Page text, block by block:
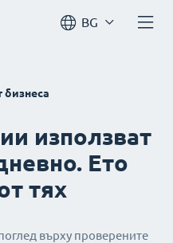
BG
бизнеса
използват
Ето
тях
върху проверените